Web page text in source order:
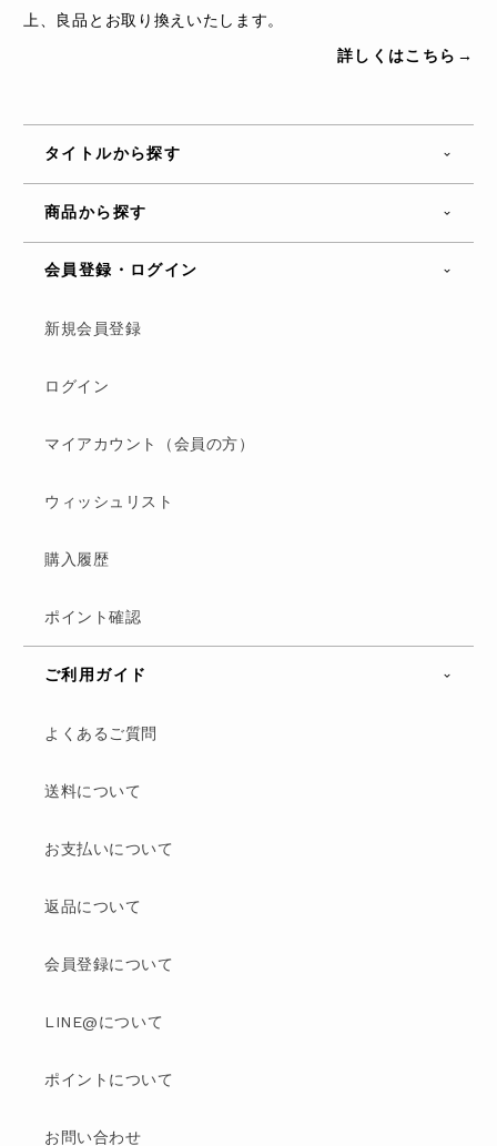
上、良品とお取り換えいたします。
詳しくはこちら→
タイトルから探す
商品から探す
会員登録・ログイン
新規会員登録
ログイン
マイアカウント（会員の方）
ウィッシュリスト
購入履歴
ポイント確認
ご利用ガイド
よくあるご質問
送料について
お支払いについて
返品について
会員登録について
LINE@について
ポイントについて
お問い合わせ